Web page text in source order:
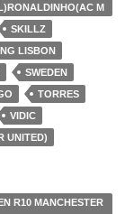
M
SKILLZ
LISBON
SWEDEN
TORRES
VIDIC
UNITED)
R10 MANCHESTER